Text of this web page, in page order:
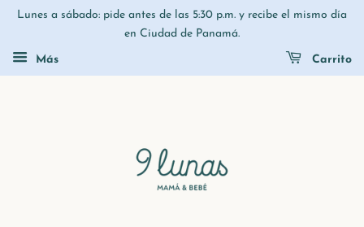
Lunes a sábado: pide antes de las 5:30 p.m. y recibe el mismo día
en Ciudad de Panamá.
Más Carrito